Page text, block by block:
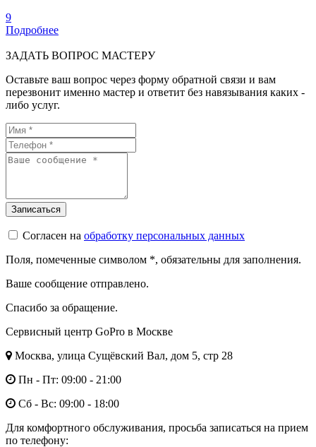
9
Подробнее
ЗАДАТЬ ВОПРОС МАСТЕРУ
Оставьте ваш вопрос через форму обратной связи и вам
перезвонит именно мастер и ответит без навязывания каких -
либо услуг.
Согласен на обработку персональных данных
Поля, помеченные символом *, обязательны для заполнения.
Ваше сообщение отправлено.
Спасибо за обращение.
Сервисный центр GoPro в Москве
Москва, улица Сущёвский Вал, дом 5, стр 28
Пн - Пт: 09:00 - 21:00
Сб - Вс: 09:00 - 18:00
Для комфортного обслуживания, просьба записаться на прием
по телефону: